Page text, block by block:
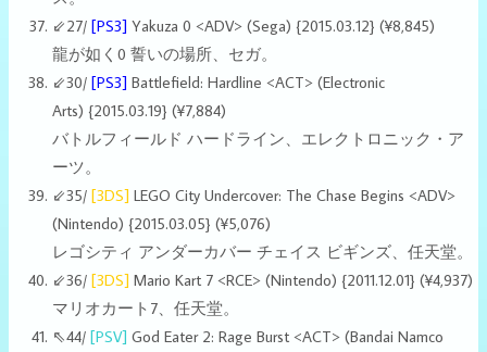
⇙27/ [PS3] Yakuza 0 <ADV> (Sega) {2015.03.12} (¥8,845)
龍が如く0 誓いの場所、セガ。
⇙30/ [PS3] Battlefield: Hardline <ACT> (Electronic
Arts) {2015.03.19} (¥7,884)
バトルフィールド ハードライン、エレクトロニック・ア
ーツ。
⇙35/ [3DS] LEGO City Undercover: The Chase Begins <ADV>
(Nintendo) {2015.03.05} (¥5,076)
レゴシティ アンダーカバー チェイス ビギンズ、任天堂。
⇙36/ [3DS] Mario Kart 7 <RCE> (Nintendo) {2011.12.01} (¥4,937)
マリオカート7、任天堂。
⇖44/ [PSV] God Eater 2: Rage Burst <ACT> (Bandai Namco